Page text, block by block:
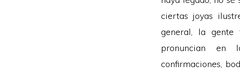
ciertas joyas
general, la
pronuncian en
confirmaciones,